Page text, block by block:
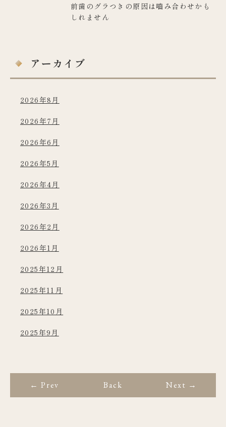
前歯のグラつきの原因は嚙み合わせかも
しれません
アーカイブ
2026年8月
2026年7月
2026年6月
2026年5月
2026年4月
2026年3月
2026年2月
2026年1月
2025年12月
2025年11月
2025年10月
2025年9月
← Prev Back Next →